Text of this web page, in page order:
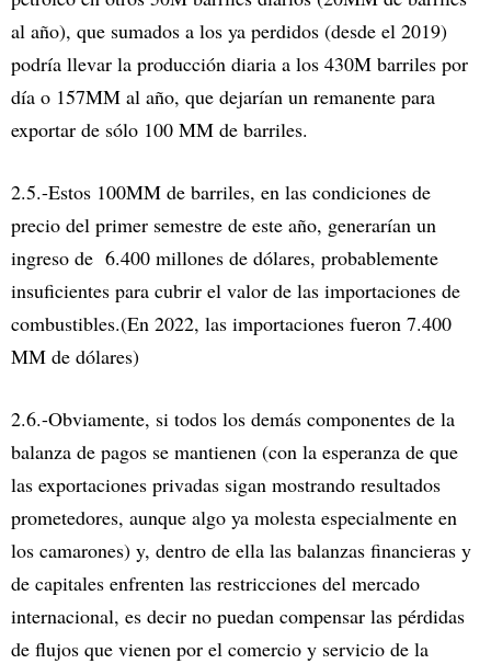
al año), que sumados a los ya perdidos (desde el 2019)
podría llevar la producción diaria a los 430M barriles por
día o 157MM al año, que dejarían un remanente para
exportar de sólo 100 MM de barriles.
2.5.-Estos 100MM de barriles, en las condiciones de
precio del primer semestre de este año, generarían un
ingreso de 6.400 millones de dólares, probablemente
insuficientes para cubrir el valor de las importaciones de
combustibles.(En 2022, las importaciones fueron 7.400
MM de dólares)
2.6.-Obviamente, si todos los demás componentes de la
balanza de pagos se mantienen (con la esperanza de que
las exportaciones privadas sigan mostrando resultados
prometedores, aunque algo ya molesta especialmente en
los camarones) y, dentro de ella las balanzas financieras y
de capitales enfrenten las restricciones del mercado
internacional, es decir no puedan compensar las pérdidas
de flujos que vienen por el comercio y servicio de la